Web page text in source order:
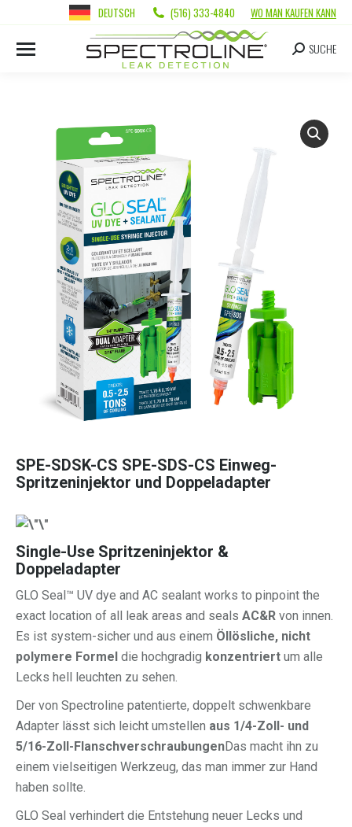
DEUTSCH (516) 333-4840 WO MAN KAUFEN KANN
SUCHE
SPE-SDSK-CS SPE-SDS-CS Einweg-
Spritzeninjektor und Doppeladapter
Single-Use Spritzeninjektor &
Doppeladapter
GLO Seal™ UV dye and AC sealant works to pinpoint the
exact location of all leak areas and seals AC&R von innen.
Es ist system-sicher und aus einem Öllösliche, nicht
polymere Formel die hochgradig konzentriert um alle
Lecks hell leuchten zu sehen.
Der von Spectroline patentierte, doppelt schwenkbare
Adapter lässt sich leicht umstellen aus 1/4-Zoll- und
5/16-Zoll-FlanschverschraubungenDas macht ihn zu
einem vielseitigen Werkzeug, das man immer zur Hand
haben sollte.
GLO Seal verhindert die Entstehung neuer Lecks und